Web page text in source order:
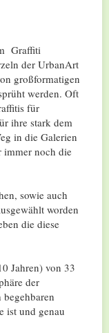
Graffiti
der UrbanArt
großformatigen
werden. Oft
für
ihre stark dem
in die Galerien
immer noch die
sowie auch
worden
die diese
Jahren) von 33
der
ist und genau